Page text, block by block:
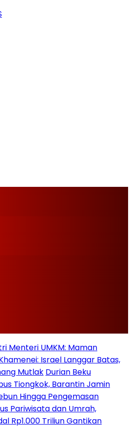
Menteri UMKM: Maman
Israel Langgar Batas,
Mutlak Durian Beku
Tiongkok, Barantin Jamin
Hingga Pengemasan
Pariwisata dan Umrah,
Rp1.000 Triliun Gantikan